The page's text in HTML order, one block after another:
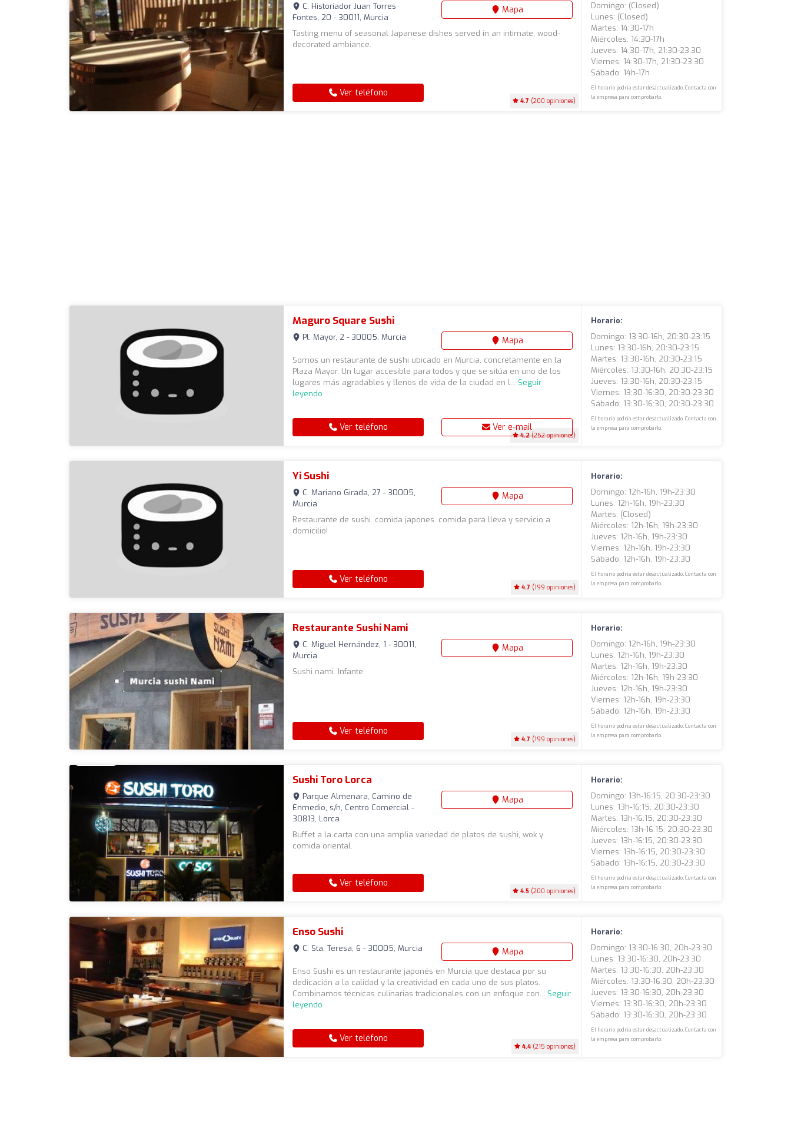
4.7 (200 opiniones)
C. Historiador Juan Torres
Fontes, 20 - 30011, Murcia
Mapa
Tasting menu of seasonal Japanese dishes served in an intimate, wood-
decorated ambiance.
Ver teléfono
Domingo: (closed)
Lunes: (closed)
Martes: 14:30-17h
Miércoles: 14:30-17h
Jueves: 14:30-17h, 21:30-23:30
Viernes: 14:30-17h, 21:30-23:30
Sábado: 14h-17h
El horario podría estar desactualizado. Contacta con
la empresa para comprobarlo.
Maguro Square Sushi
4.2(252 opiniones)
Pl. Mayor, 2 - 30005, Murcia Mapa
Somos un restaurante de sushi ubicado en Murcia, concretamente en la
Plaza Mayor. Un lugar accesible para todos y que se sitúa en uno de los
lugares más agradables y llenos de vida de la ciudad en l... Seguir
leyendo
Ver teléfono Ver e-mail
Horario:
Domingo: 13:30-16h, 20:30-23:15
Lunes: 13:30-16h, 20:30-23:15
Martes: 13:30-16h, 20:30-23:15
Miércoles: 13:30-16h, 20:30-23:15
Jueves: 13:30-16h, 20:30-23:15
Viernes: 13:30-16:30, 20:30-23:30
Sábado: 13:30-16:30, 20:30-23:30
El horario podría estar desactualizado. Contacta con
la empresa para comprobarlo.
Yi Sushi
4.7 (199 opiniones)
C. Mariano Girada, 27 - 30005,
Murcia
Mapa
Restaurante de sushi. comida japones. comida para lleva y servicio a
domicilio!
Ver teléfono
Horario:
Domingo: 12h-16h, 19h-23:30
Lunes: 12h-16h, 19h-23:30
Martes: (closed)
Miércoles: 12h-16h, 19h-23:30
Jueves: 12h-16h, 19h-23:30
Viernes: 12h-16h, 19h-23:30
Sábado: 12h-16h, 19h-23:30
El horario podría estar desactualizado. Contacta con
la empresa para comprobarlo.
Restaurante Sushi Nami
4.7 (199 opiniones)
C. Miguel Hernández, 1 - 30011,
Murcia
Mapa
Sushi nami. Infante
Ver teléfono
Horario:
Domingo: 12h-16h, 19h-23:30
Lunes: 12h-16h, 19h-23:30
Martes: 12h-16h, 19h-23:30
Miércoles: 12h-16h, 19h-23:30
Jueves: 12h-16h, 19h-23:30
Viernes: 12h-16h, 19h-23:30
Sábado: 12h-16h, 19h-23:30
El horario podría estar desactualizado. Contacta con
la empresa para comprobarlo.
Sushi Toro Lorca
4.5 (200 opiniones)
Parque Almenara, Camino de
Enmedio, s/n, Centro Comercial -
30813, Lorca
Mapa
Buffet a la carta con una amplia variedad de platos de sushi, wok y
comida oriental.
Ver teléfono
Horario:
Domingo: 13h-16:15, 20:30-23:30
Lunes: 13h-16:15, 20:30-23:30
Martes: 13h-16:15, 20:30-23:30
Miércoles: 13h-16:15, 20:30-23:30
Jueves: 13h-16:15, 20:30-23:30
Viernes: 13h-16:15, 20:30-23:30
Sábado: 13h-16:15, 20:30-23:30
El horario podría estar desactualizado. Contacta con
la empresa para comprobarlo.
Enso Sushi
4.4 (215 opiniones)
C. Sta. Teresa, 6 - 30005, Murcia Mapa
Enso Sushi es un restaurante japonés en Murcia que destaca por su
dedicación a la calidad y la creatividad en cada uno de sus platos.
Combinamos técnicas culinarias tradicionales con un enfoque con... Seguir
leyendo
Ver teléfono
Horario:
Domingo: 13:30-16:30, 20h-23:30
Lunes: 13:30-16:30, 20h-23:30
Martes: 13:30-16:30, 20h-23:30
Miércoles: 13:30-16:30, 20h-23:30
Jueves: 13:30-16:30, 20h-23:30
Viernes: 13:30-16:30, 20h-23:30
Sábado: 13:30-16:30, 20h-23:30
El horario podría estar desactualizado. Contacta con
la empresa para comprobarlo.